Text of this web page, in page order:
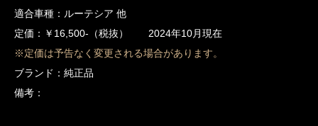
適合車種：ルーテシア 他
定価：￥16,500-（税抜） 2024年10月現在
※定価は予告なく変更される場合があります。
ブランド：純正品
備考：